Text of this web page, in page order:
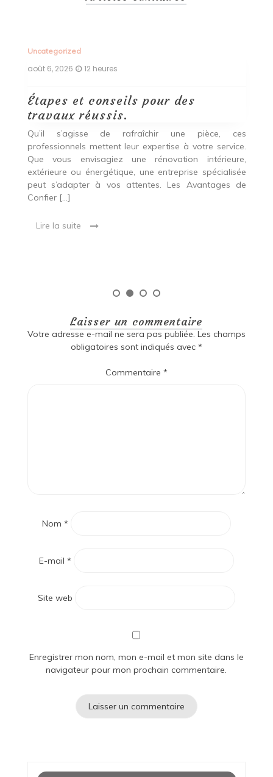
Uncategorized
août 6, 2026 12 heures
Étapes et conseils pour des
travaux réussis.
Qu’il s’agisse de rafraîchir une pièce, ces
professionnels mettent leur expertise à votre service.
Que vous envisagiez une rénovation intérieure,
extérieure ou énergétique, une entreprise spécialisée
peut s’adapter à vos attentes. Les Avantages de
Confier […]
Lire la suite
Laisser un commentaire
Votre adresse e-mail ne sera pas publiée. Les champs
obligatoires sont indiqués avec *
Commentaire *
Nom *
E-mail *
Site web
Enregistrer mon nom, mon e-mail et mon site dans le
navigateur pour mon prochain commentaire.